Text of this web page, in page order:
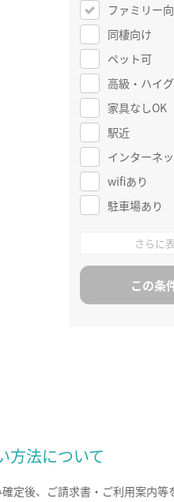
ファミリー
同棲向け
ペット可
高級・ハイ
家具なしOK
駅近
インターネ
wifiあり
駐車場あり
さらに
方法について
定後、ご請求書・ご利用案内等